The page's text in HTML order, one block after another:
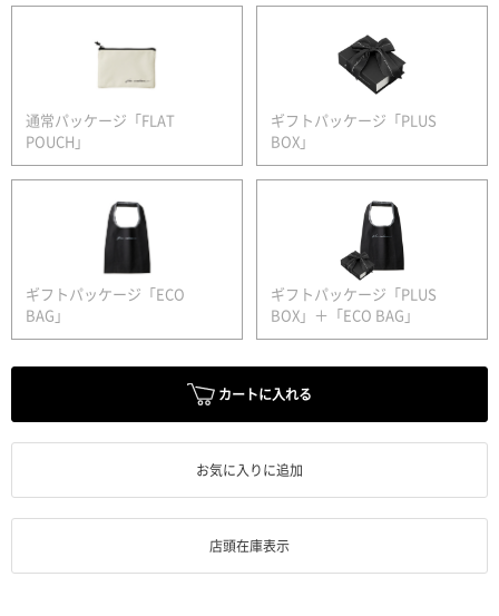
通常パッケージ「FLAT
POUCH」
ギフトパッケージ「PLUS
BOX」
ギフトパッケージ「ECO
BAG」
ギフトパッケージ「PLUS
BOX」＋「ECO BAG」
カートに入れる
お気に入りに追加
店頭在庫表示